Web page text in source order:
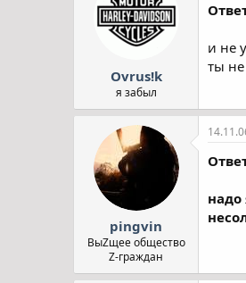
Ovrus!k
я забыл
и не
ты не
pingvin
ВыZщее общество
Z-граждан
надо